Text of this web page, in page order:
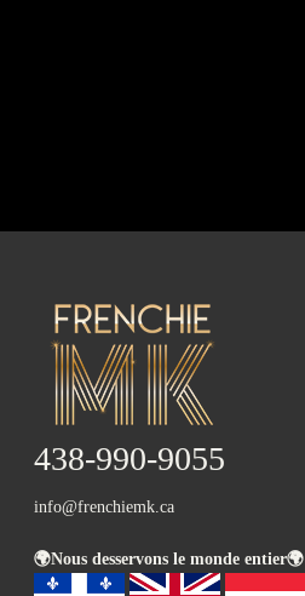
438-990-9055
info@frenchiemk.ca
🌍Nous desservons le monde entier🌍